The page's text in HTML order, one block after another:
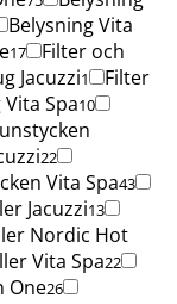
Belysning Vita
17
Filter och
Jacuzzi1
Filter
Spa10
22
Vita Spa43
Jacuzzi13
Nordic Hot
Vita Spa22
One26